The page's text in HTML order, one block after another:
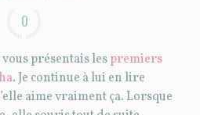
0
présentais lespremiers
. Je continue à lui en lire
aime vraiment ça. Lorsque